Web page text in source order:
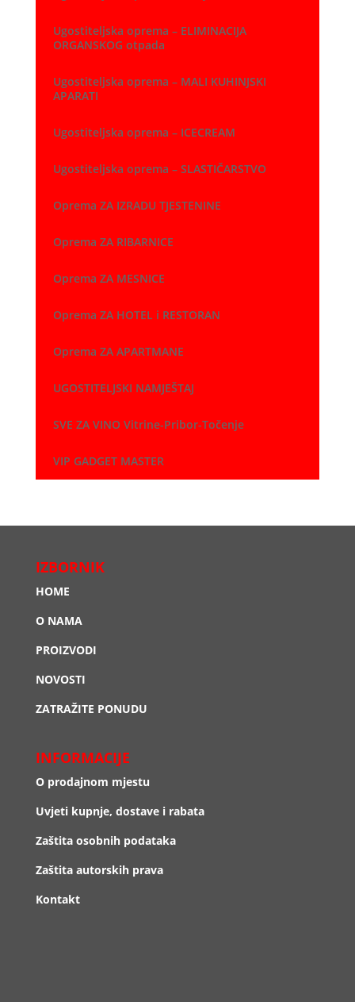
Ugostiteljska oprema – ELIMINACIJA
ORGANSKOG otpada
Ugostiteljska oprema – MALI KUHINJSKI
APARATI
Ugostiteljska oprema – ICECREAM
Ugostiteljska oprema – SLASTIČARSTVO
Oprema ZA IZRADU TJESTENINE
Oprema ZA RIBARNICE
Oprema ZA MESNICE
Oprema ZA HOTEL i RESTORAN
Oprema ZA APARTMANE
UGOSTITELJSKI NAMJEŠTAJ
SVE ZA VINO Vitrine-Pribor-Točenje
VIP GADGET MASTER
IZBORNIK
HOME
O NAMA
PROIZVODI
NOVOSTI
ZATRAŽITE PONUDU
INFORMACIJE
O prodajnom mjestu
Uvjeti kupnje, dostave i rabata
Zaštita osobnih podataka
Zaštita autorskih prava
Kontakt